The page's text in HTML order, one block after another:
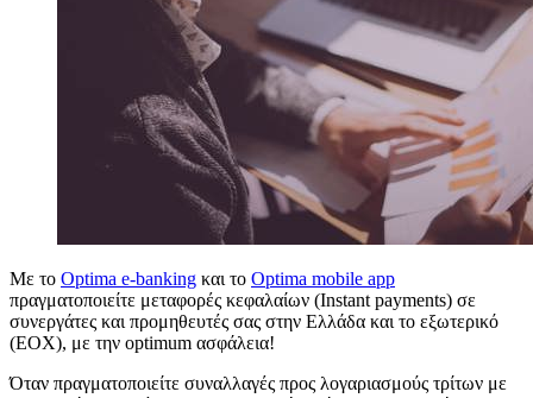
Με το Optima e-banking και το Optima mobile app
πραγματοποιείτε μεταφορές κεφαλαίων (Instant payments) σε
συνεργάτες και προμηθευτές σας στην Ελλάδα και το εξωτερικό
(ΕΟΧ), με την optimum ασφάλεια!
Όταν πραγματοποιείτε συναλλαγές προς λογαριασμούς τρίτων με